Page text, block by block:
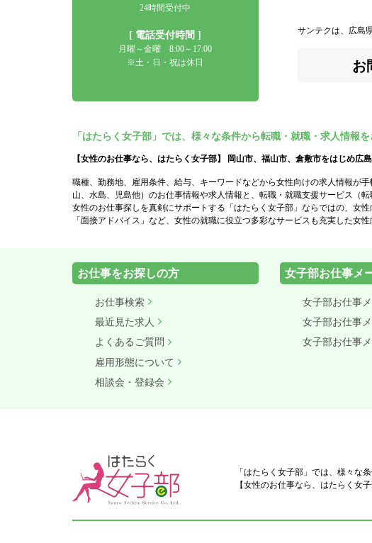
24時間受付中
[ 電話受付時間 ]
月曜～金曜 8:00～17:00
※土・日・祝は休日
サンテクは、広島
お
「はたらく女子部」では、様々な条件から転職・就職・求人情報を
【女性のお仕事なら、はたらく女子部】 岡山市、福山市、倉敷市をはじめ広
職種、勤務地、雇用条件、給与、キーワードなどから女性向けの求人情報が
山、水島、児島他）のお仕事情報や求人情報と、転職・就職支援サービス（
女性のお仕事探しを真剣にサポートする「はたらく女子部」ならではの、女
「面接アドバイス」など、女性の就職に役立つ多彩なサービスも充実した女性
お仕事をお探しの方
お仕事検索
最近見た求人
よくあるご質問
雇用形態について
相談会・登録会
女子部お仕事メ
女子部お仕事
女子部お仕事
女子部お仕事
「はたらく女子部」では、様々な
【女性のお仕事なら、はたらく女